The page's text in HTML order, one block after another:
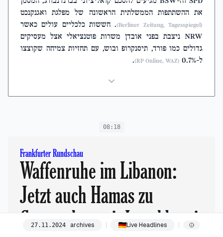
את ההשתתפות הממשלתית הראשונה של מפלגת ואגנקנכט
(Berliner Zeitung, Tagesspiegel)
. חששות כלכליים עולים כאשר
NRW ניצבת בפני אובדן משרות פוטנציאלי אצל מעסיקים
גדולים כמו פורד, תיסנקרופ ובוש, עם תחזיות צמיחה שקוצצו
ל-0.7%
(RP Online, WAZ)
.
08:18
Frankfurter Rundschau
Waffenruhe im Libanon:
Jetzt auch Hamas zu
Gesprächen mit Israel bereit
27. 11.2024 archives Live Headlines